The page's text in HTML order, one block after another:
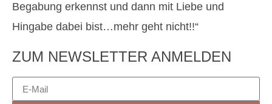
Begabung erkennst und dann mit Liebe und
Hingabe dabei bist…mehr geht nicht!!“
ZUM NEWSLETTER ANMELDEN